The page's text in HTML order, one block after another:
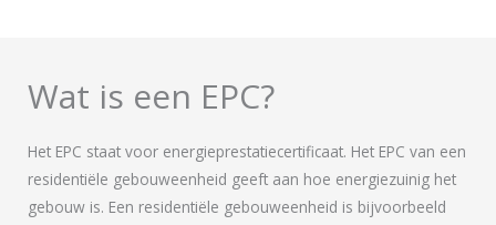
Wat is een EPC?
Het EPC staat voor energieprestatiecertificaat. Het EPC van een
residentiële gebouweenheid geeft aan hoe energiezuinig het
gebouw is. Een residentiële gebouweenheid is bijvoorbeeld